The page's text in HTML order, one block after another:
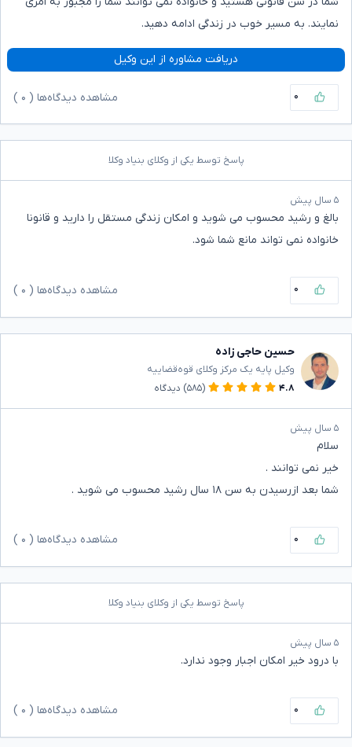
نمایند. به مسیر خوب در زندگی ادامه دهید.
دریافت مشاوره از این وکیل
۰ مشاهده دیدگاه‌ها ( ۰
پاسخ توسط یکی از وکلای بنیاد وکلا
۵ سال پیش
بالغ و رشید محسوب می شوید و امکان زندگی مستقل را دارید و قانونا
خانواده نمی تواند مانع شما شود.
۰ مشاهده دیدگاه‌ها ( ۰
حسین حاجی زاده
وکیل پایه یک مرکز وکلای قوه‌قضاییه
۴.۸
(۵۸۵) دیدگاه
۵ سال پیش
سلام
خیر نمی توانند .
شما بعد ازرسیدن به سن ۱۸ سال رشید محسوب می شوید .
۰ مشاهده دیدگاه‌ها ( ۰
پاسخ توسط یکی از وکلای بنیاد وکلا
۵ سال پیش
با درود خیر امکان‌ اجبار وجود ندارد.
۰ مشاهده دیدگاه‌ها ( ۰